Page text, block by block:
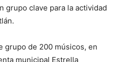
grupo clave para la actividad
grupo de 200 músicos, en
municipal Estrella